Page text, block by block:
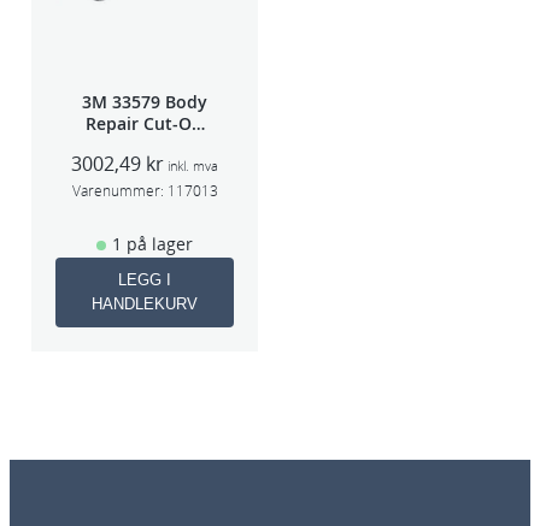
3M 33579 Body
Repair Cut-Off
75mm
3002,49 kr inkl. mva
Varenummer: 117013
1 på lager
LEGG I
HANDLEKURV